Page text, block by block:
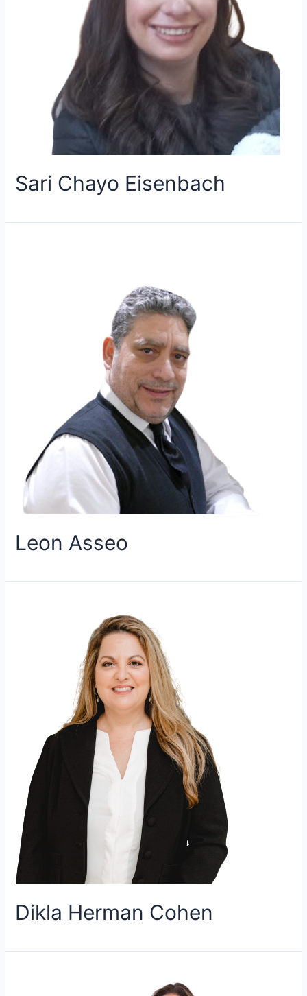
Sari Chayo Eisenbach
Leon Asseo
Dikla Herman Cohen